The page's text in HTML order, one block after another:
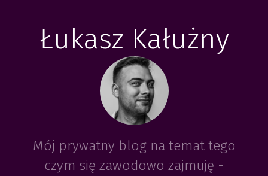
Łukasz Kałużny
Mój prywatny blog na temat tego
czym się zawodowo zajmuję -